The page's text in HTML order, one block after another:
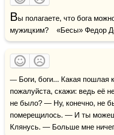
Вы полагаете, что бога
мужицким?    «Бесы» Федор
— Боги, боги... Какая пошлая казнь! Но ты мне,
пожалуйста, скажи: ведь её
не было? — Ну, конечно, не
померещилось. — И ты
Клянусь. — Больше мне